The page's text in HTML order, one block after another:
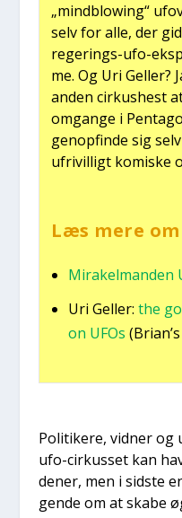
„mind­blowing“
selv for alle, der
rege­rings-ufo-
me. Og Uri Gel­ler?
anden cir­kus­he­st
omgan­ge i
genop­fin­de sig
ufri­vil­ligt komi­ske
Læs mere
Mira­kel­man­den
Uri Gel­ler: the
on UFOs
Poli­ti­ke­re, vid­ner
ufo-cir­kus­set kan
de­ner, men i sid­ste
gen­de om at ska­be